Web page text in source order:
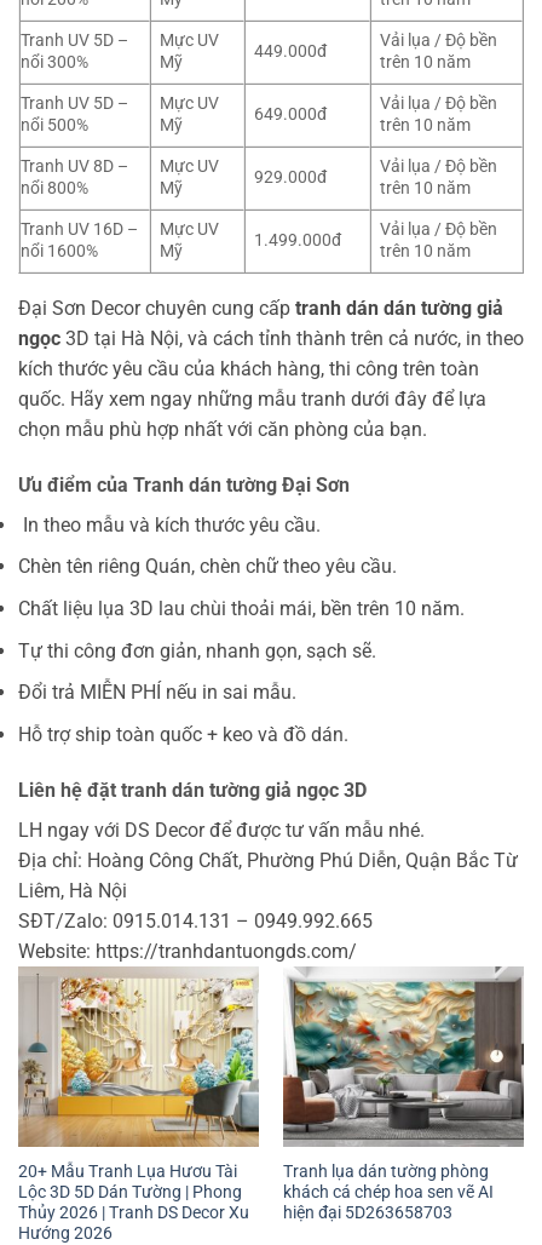
Tranh UV 5D –
nổi 300%
Mực UV
Mỹ
449.000đ
Vải lụa / Độ bền
trên 10 năm
Tranh UV 5D –
nổi 500%
Mực UV
Mỹ
649.000đ
Vải lụa / Độ bền
trên 10 năm
Tranh UV 8D –
nổi 800%
Mực UV
Mỹ
929.000đ
Vải lụa / Độ bền
trên 10 năm
Tranh UV 16D –
nổi 1600%
Mực UV
Mỹ
1.499.000đ
Vải lụa / Độ bền
trên 10 năm
Đại Sơn Decor chuyên cung cấp tranh dán dán tường giả
ngọc 3D tại Hà Nội, và cách tỉnh thành trên cả nước, in theo
kích thước yêu cầu của khách hàng, thi công trên toàn
quốc. Hãy xem ngay những mẫu tranh dưới đây để lựa
chọn mẫu phù hợp nhất với căn phòng của bạn.
Ưu điểm của Tranh dán tường Đại Sơn
In theo mẫu và kích thước yêu cầu.
Chèn tên riêng Quán, chèn chữ theo yêu cầu.
Chất liệu lụa 3D lau chùi thoải mái, bền trên 10 năm.
Tự thi công đơn giản, nhanh gọn, sạch sẽ.
Đổi trả MIỄN PHÍ nếu in sai mẫu.
Hỗ trợ ship toàn quốc + keo và đồ dán.
Liên hệ đặt tranh dán tường giả ngọc 3D
LH ngay với DS Decor để được tư vấn mẫu nhé.
Địa chỉ: Hoàng Công Chất, Phường Phú Diễn, Quận Bắc Từ
Liêm, Hà Nội
SĐT/Zalo: 0915.014.131 – 0949.992.665
Website: https://tranhdantuongds.com/
20+ Mẫu Tranh Lụa Hươu Tài
Lộc 3D 5D Dán Tường | Phong
Thủy 2026 | Tranh DS Decor Xu
Hướng 2026
Tranh lụa dán tường phòng
khách cá chép hoa sen vẽ AI
hiện đại 5D263658703